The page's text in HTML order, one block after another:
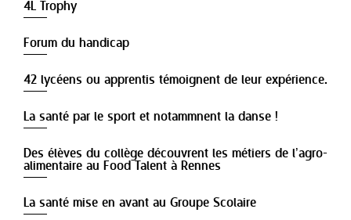
4L Trophy
Forum du handicap
42 lycéens ou apprentis témoignent de leur expérience.
La santé par le sport et notammnent la danse !
Des élèves du collège découvrent les métiers de l’agro-
alimentaire au Food Talent à Rennes
La santé mise en avant au Groupe Scolaire